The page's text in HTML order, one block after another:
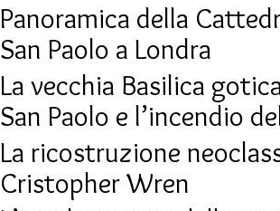
Panoramica della
San Paolo a Londra
La vecchia Basilica
San Paolo e l’incendio
La ricostruzione
Cristopher Wren